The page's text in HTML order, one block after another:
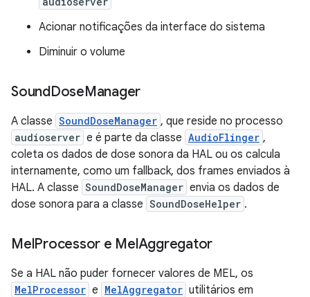
Acionar notificações da interface do sistema
Diminuir o volume
SoundDoseManager
A classe SoundDoseManager , que reside no processo
audioserver e é parte da classe AudioFlinger ,
coleta os dados de dose sonora da HAL ou os calcula
internamente, como um fallback, dos frames enviados à
HAL. A classe SoundDoseManager envia os dados de
dose sonora para a classe SoundDoseHelper .
MelProcessor e MelAggregator
Se a HAL não puder fornecer valores de MEL, os
MelProcessor e MelAggregator utilitários em